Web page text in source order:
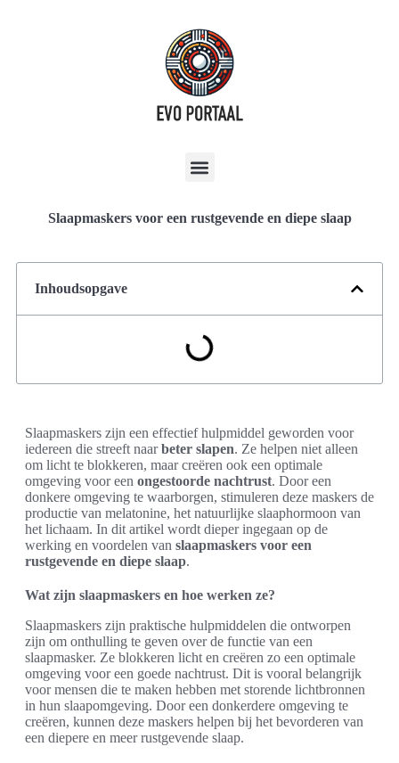
Slaapmaskers voor een rustgevende en diepe slaap
Inhoudsopgave
Slaapmaskers zijn een effectief hulpmiddel geworden voor
iedereen die streeft naarbeter slapen. Ze helpen niet alleen
om licht te blokkeren, maar creëren ook een optimale
omgeving voor een ongestoorde nachtrust. Door een
donkere omgeving te waarborgen, stimuleren deze maskers de
productie van melatonine, het natuurlijke slaaphormoon van
het lichaam. In dit artikel wordt dieper ingegaan op de
werking en voordelen van slaapmaskers voor een
rustgevende en diepe slaap.
Wat zijn slaapmaskers en hoe werken ze?
Slaapmaskers zijn praktische hulpmiddelen die ontworpen
zijn om onthulling te geven over de functie van een
slaapmasker. Ze blokkeren licht en creëren zo een optimale
omgeving voor een goede nachtrust. Dit is vooral belangrijk
voor mensen die te maken hebben met storende lichtbronnen
in hun slaapomgeving. Door een donkerdere omgeving te
creëren, kunnen deze maskers helpen bij het bevorderen van
een diepere en meer rustgevende slaap.